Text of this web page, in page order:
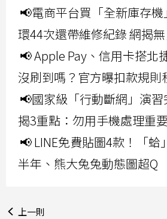
📢電商平台買「全新庫存
環44次還帶維修紀錄 網揭
📢 Apple Pay、信用卡搭北
沒刷到嗎？官方曝扣款規則
📢國家級「行動斷網」演習
揭3重點：勿用手機處理重
📢 LINE免費貼圖4款！「蛤
半年、熊大兔兔動態圖超Q
上一則